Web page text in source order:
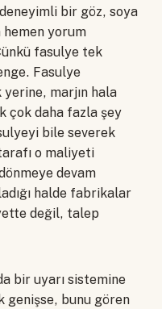
bir göz, soya
hemen yorum
fasulye tek
Fasulye
yerine, marjın hala
çok daha fazla şey
bile severek
o maliyeti
devam
halde fabrikalar
değil, talep
bir uyarı sistemine
genişse, bunu gören